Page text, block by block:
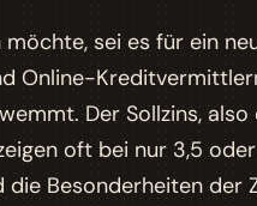
sei es für ein
Online-
Der Sollzins,
oft bei nur 3,5
Besonderheiten der